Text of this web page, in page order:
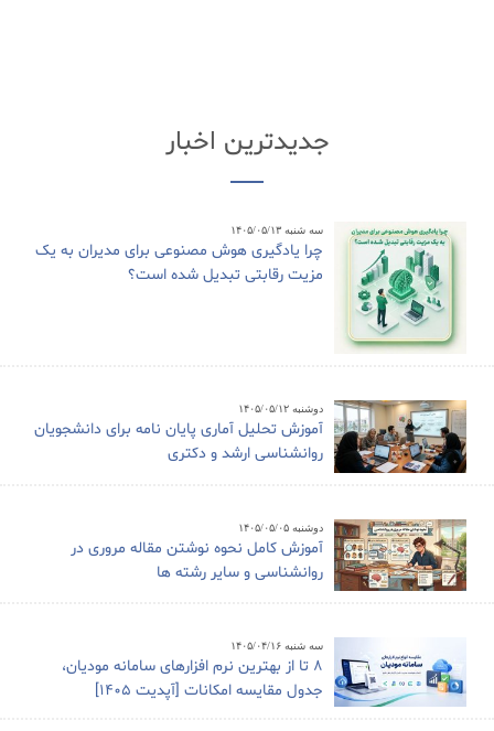
جدیدترین اخبار
سه شنبه ۱۴۰۵/۰۵/۱۳
چرا یادگیری هوش مصنوعی برای مدیران به یک
مزیت رقابتی تبدیل شده است؟
دوشنبه ۱۴۰۵/۰۵/۱۲
آموزش تحلیل آماری پایان نامه برای دانشجویان
روانشناسی ارشد و دکتری
دوشنبه ۱۴۰۵/۰۵/۰۵
آموزش کامل نحوه نوشتن مقاله مروری در
روانشناسی و سایر رشته ها
سه شنبه ۱۴۰۵/۰۴/۱۶
8 تا از بهترین نرم افزارهای سامانه مودیان،
جدول مقایسه امکانات [آپدیت 1405]